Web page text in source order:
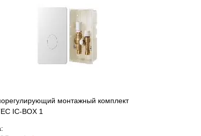
В корзину
монтажный комплект
IC-BOX 1